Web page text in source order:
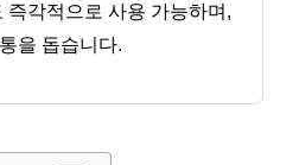
즉각적으로 사용 가능하며,
을 돕습니다.